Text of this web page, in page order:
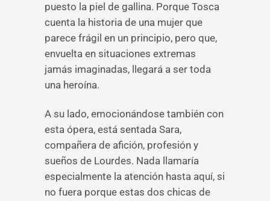
puesto la piel de gallina. Porque Tosca
cuenta la historia de una mujer que
parece frágil en un principio, pero que,
envuelta en situaciones extremas
jamás imaginadas, llegará a ser toda
una heroína.
A su lado, emocionándose también con
esta ópera, está sentada Sara,
compañera de afición, profesión y
sueños de Lourdes. Nada llamaría
especialmente la atención hasta aquí, si
no fuera porque estas dos chicas de